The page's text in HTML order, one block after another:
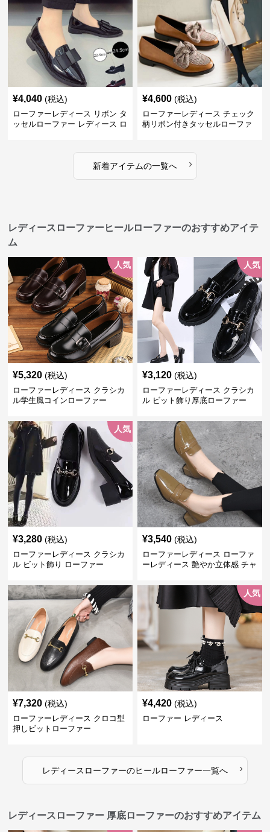
¥4,040 (税込)
ローファーレディース リボン タ
ッセルローファー レディース ロ
¥4,600 (税込)
ローファーレディース チェック
柄リボン付きタッセルローファ
新着アイテムの一覧へ ›
レディースローファーヒールローファーのおすすめアイテ
ム
人気
¥5,320 (税込)
ローファーレディース クラシカ
ル学生風コインローファー
人気
¥3,120 (税込)
ローファーレディース クラシカ
ル ビット飾り厚底ローファー
人気
¥3,280 (税込)
ローファーレディース クラシカ
ル ビット飾り ローファー
¥3,540 (税込)
ローファーレディース ローファ
ーレディース 艶やか立体感 チャ
¥7,320 (税込)
ローファーレディース クロコ型
押しビットローファー
人気
¥4,420 (税込)
ローファー レディース
レディースローファーのヒールローファー一覧へ ›
レディースローファー 厚底ローファーのおすすめアイテム